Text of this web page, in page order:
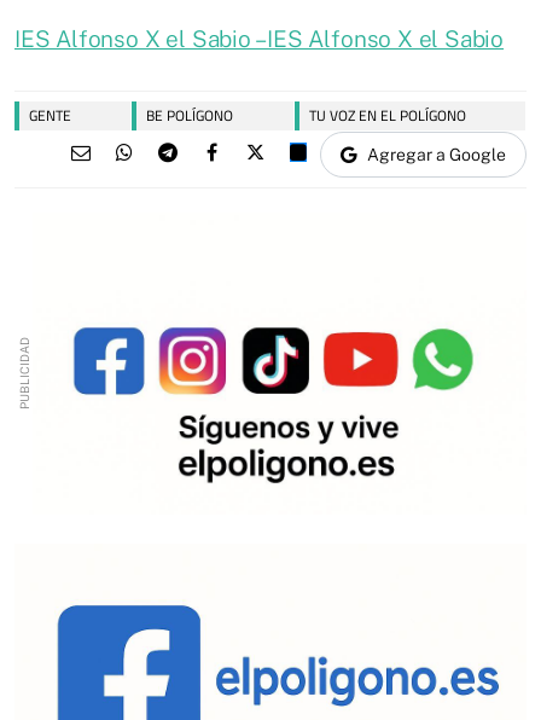
IES Alfonso X el Sabio – IES Alfonso X el Sabio
GENTE BE POLÍGONO TU VOZ EN EL POLÍGONO
Agregar a Google